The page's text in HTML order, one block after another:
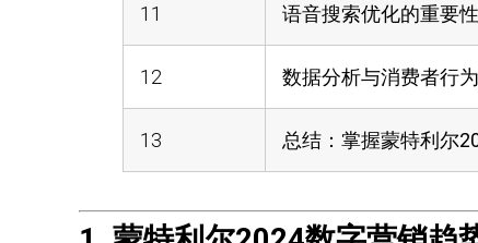
11 语音搜索优化的重要
12 数据分析与消费者行
13 总结：掌握蒙特利尔